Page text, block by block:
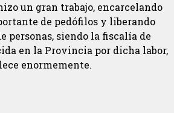
un gran trabajo, encarcelando
de pedófilos y liberando
personas, siendo la fiscalía de
en la Provincia por dicha labor,
enormemente.